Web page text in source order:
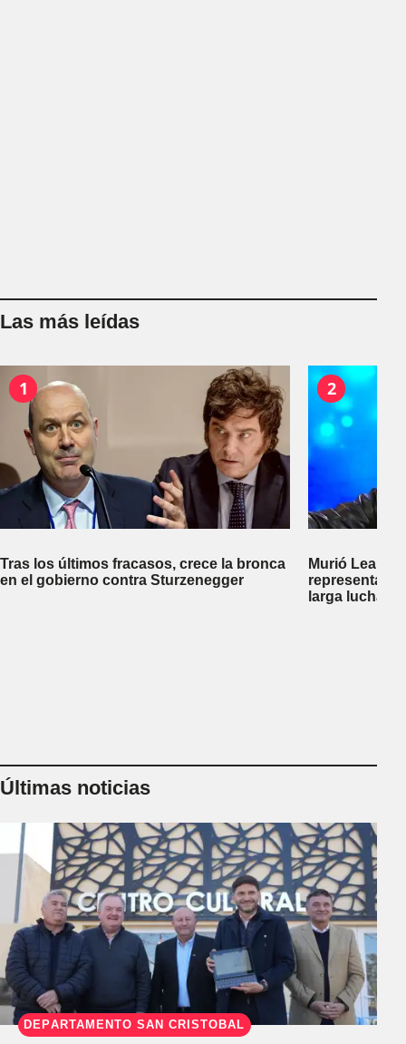
Las más leídas
1
Tras los últimos fracasos, crece la bronca
en el gobierno contra Sturzenegger
2
Murió
larga lucha
Últimas noticias
DEPARTAMENTO SAN CRISTÓBAL